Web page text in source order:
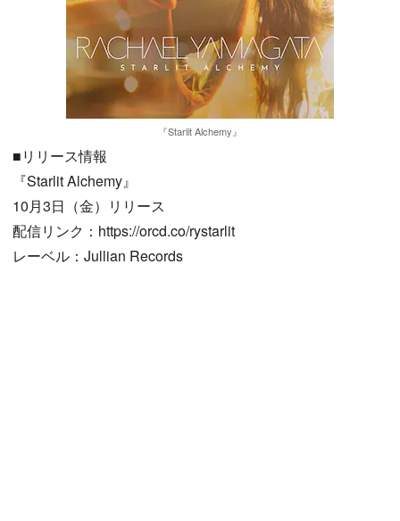
『Starlit Alchemy』
■リリース情報
『Starlit Alchemy』
10月3日（金）リリース
配信リンク：https://orcd.co/rystarlit
レーベル：Jullian Records